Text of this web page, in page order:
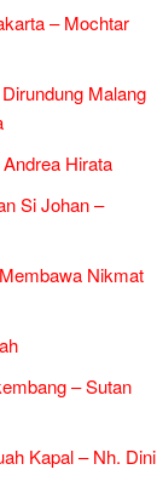
– Mochtar
Malang
Hirata
Si Johan –
Nikmat
– Sutan
Kapal – Nh. Dini